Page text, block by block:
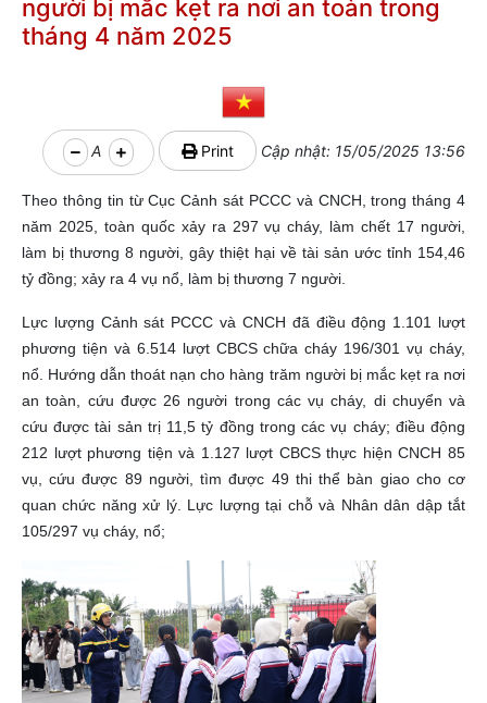
người bị mắc kẹt ra nơi an toàn trong
tháng 4 năm 2025
A Print Cập nhật: 15/05/2025 13:56
Theo thông tin từ Cục Cảnh sát PCCC và CNCH, trong tháng 4
năm 2025, toàn quốc xảy ra 297 vụ cháy, làm chết 17 người,
làm bị thương 8 người, gây thiệt hại về tài sản ước tỉnh 154,46
tỷ đồng; xảy ra 4 vụ nổ, làm bị thương 7 người.
Lực lượng Cảnh sát PCCC và CNCH đã điều động 1.101 lượt
phương tiện và 6.514 lượt CBCS chữa cháy 196/301 vụ cháy,
nổ. Hướng dẫn thoát nạn cho hàng trăm người bị mắc kẹt ra nơi
an toàn, cứu được 26 người trong các vụ cháy, di chuyển và
cứu được tài sản trị 11,5 tỷ đồng trong các vụ cháy; điều động
212 lượt phương tiện và 1.127 lượt CBCS thực hiện CNCH 85
vụ, cứu được 89 người, tìm được 49 thi thể bàn giao cho cơ
quan chức năng xử lý. Lực lượng tại chỗ và Nhân dân dập tắt
105/297 vụ cháy, nổ;